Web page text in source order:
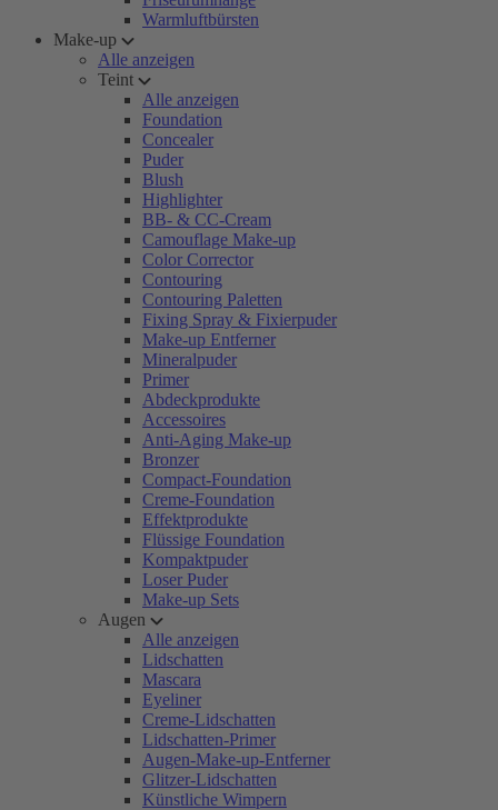
Warmluftbürsten
Make-up
Alle anzeigen
Teint
Alle anzeigen
Foundation
Concealer
Puder
Blush
Highlighter
BB- & CC-Cream
Camouflage Make-up
Color Corrector
Contouring
Contouring Paletten
Fixing Spray & Fixierpuder
Make-up Entferner
Mineralpuder
Primer
Abdeckprodukte
Accessoires
Anti-Aging Make-up
Bronzer
Compact-Foundation
Creme-Foundation
Effektprodukte
Flüssige Foundation
Kompaktpuder
Loser Puder
Make-up Sets
Augen
Alle anzeigen
Lidschatten
Mascara
Eyeliner
Creme-Lidschatten
Lidschatten-Primer
Augen-Make-up-Entferner
Glitzer-Lidschatten
Künstliche Wimpern